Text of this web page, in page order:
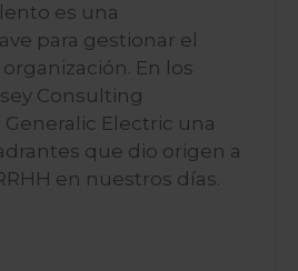
es una
para gestionar el
En los
Consulting
Electric una
que dio origen a
en nuestros días.